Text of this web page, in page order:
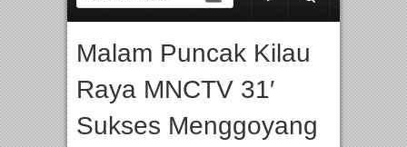
Afan Hadirkan Hipdut Modern “Jangan Ungkit-Ungkit”
Malam Puncak Kilau
Raya MNCTV 31′
Sukses Menggoyang